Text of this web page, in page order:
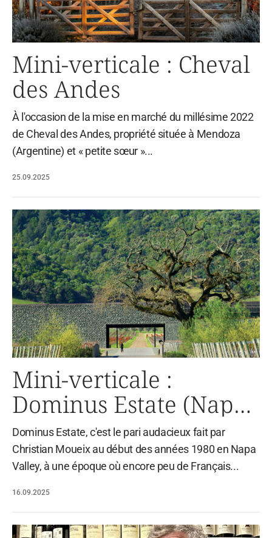
25.09.2025
Mini-verticale : Cheval
des Andes
À l'occasion de la mise en marché du millésime 2022
de Cheval des Andes, propriété située à Mendoza
(Argentine) et « petite sœur »...
16.09.2025
Mini-verticale :
Dominus Estate (Napa
Valley)
Dominus Estate, c'est le pari audacieux fait par
Christian Moueix au début des années 1980 en Napa
Valley, à une époque où encore peu de Français...